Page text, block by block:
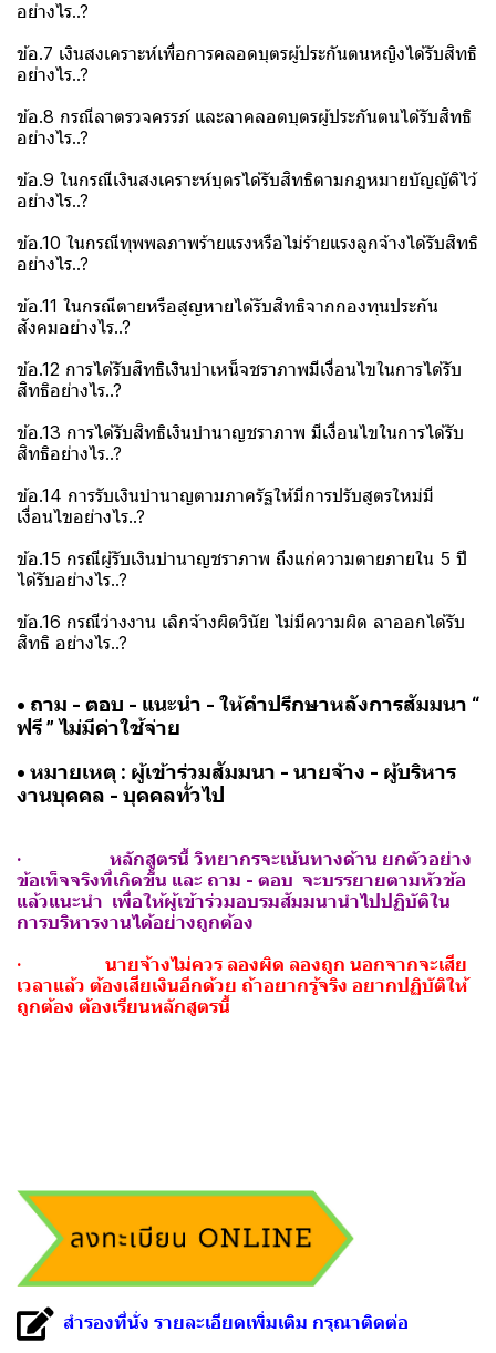
อย่างไร..?
ข้อ.7 เงินสงเคราะห์เพื่อการคลอดบุตรผู้ประกันตนหญิงได้รับสิทธิ
อย่างไร..?
ข้อ.8 กรณีลาตรวจครรภ์ และลาคลอดบุตรผู้ประกันตนได้รับสิทธิ
อย่างไร..?
ข้อ.9 ในกรณีเงินสงเคราะห์บุตรได้รับสิทธิตามกฎหมายบัญญัติไว้
อย่างไร..?
ข้อ.10 ในกรณีทุพพลภาพร้ายแรงหรือไม่ร้ายแรงลูกจ้างได้รับสิทธิ
อย่างไร..?
ข้อ.11 ในกรณีตายหรือสูญหายได้รับสิทธิจากกองทุนประกัน
สังคมอย่างไร..?
ข้อ.12 การได้รับสิทธิเงินบำเหน็จชราภาพมีเงื่อนไขในการได้รับ
สิทธิอย่างไร..?
ข้อ.13 การได้รับสิทธิเงินบำนาญชราภาพ มีเงื่อนไขในการได้รับ
สิทธิอย่างไร..?
ข้อ.14 การรับเงินบำนาญตามภาครัฐให้มีการปรับสูตรใหม่มี
เงื่อนไขอย่างไร..?
ข้อ.15 กรณีผู้รับเงินบำนาญชราภาพ ถึงแก่ความตายภายใน 5 ปี
ได้รับอย่างไร..?
ข้อ.16 กรณีว่างงาน เลิกจ้างผิดวินัย ไม่มีความผิด ลาออกได้รับ
สิทธิ อย่างไร..?
• ถาม - ตอบ - แนะนำ - ให้คำปรึกษาหลังการสัมมนา “
ฟรี ” ไม่มีค่าใช้จ่าย
• หมายเหตุ : ผู้เข้าร่วมสัมมนา - นายจ้าง - ผู้บริหาร
งานบุคคล - บุคคลทั่วไป
· หลักสูตรนี้ วิทยากรจะเน้นทางด้าน ยกตัวอย่าง
ข้อเท็จจริงที่เกิดขึ้น และ ถาม - ตอบ จะบรรยายตามหัวข้อ
แล้วแนะนำ เพื่อให้ผู้เข้าร่วมอบรมสัมมนานำไปปฏิบัติใน
การบริหารงานได้อย่างถูกต้อง
· นายจ้างไม่ควร ลองผิด ลองถูก นอกจากจะเสีย
เวลาแล้ว ต้องเสียเงินอีกด้วย ถ้าอยากรู้จริง อยากปฏิบัติให้
ถูกต้อง ต้องเรียนหลักสูตรนี้
สำรองที่นั่ง รายละเอียดเพิ่มเติม กรุณาติดต่อ